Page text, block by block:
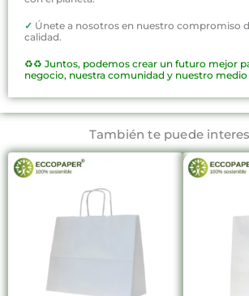
✓ Únete a nosotros en nuestro compromiso
calidad.
♻️♻️ Juntos, podemos crear un futuro mejor
negocio, nuestra comunidad y nuestro
También te puede